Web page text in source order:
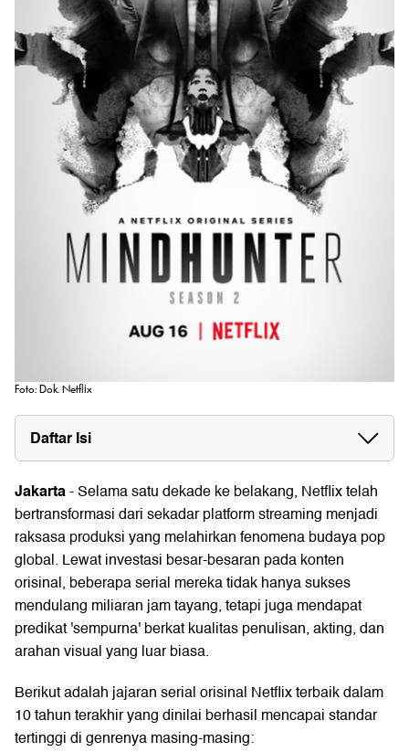
Foto: Dok. Netflix
Daftar Isi
Jakarta- Selama satu dekade ke belakang, Netflixtelah
bertransformasi dari sekadar platform streaming menjadi
raksasa produksi yang melahirkan fenomena budaya pop
global. Lewat investasi besar-besaran pada konten
orisinal, beberapa serial mereka tidak hanya sukses
mendulang miliaran jam tayang, tetapi juga mendapat
predikat 'sempurna' berkat kualitas penulisan, akting, dan
arahan visual yang luar biasa.
Berikut adalah jajaran serial orisinal Netflix terbaik dalam
10 tahun terakhir yang dinilai berhasil mencapai standar
tertinggi di genrenya masing-masing: